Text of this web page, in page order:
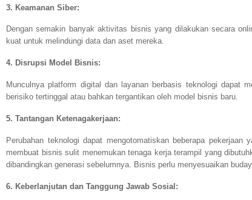
3. Keamanan Siber:
Dengan semakin banyak aktivitas bisnis yang dilakukan secara
kuat untuk melindungi data dan aset mereka.
4. Disrupsi Model Bisnis:
Munculnya platform digital dan layanan berbasis teknologi dapat
berisiko tertinggal atau bahkan tergantikan oleh model bisnis baru.
5. Tantangan Ketenagakerjaan:
Perubahan teknologi dapat mengotomatiskan beberapa
membuat bisnis sulit menemukan tenaga kerja terampil yang
dibandingkan generasi sebelumnya. Bisnis perlu menyesuaikan
6. Keberlanjutan dan Tanggung Jawab Sosial: